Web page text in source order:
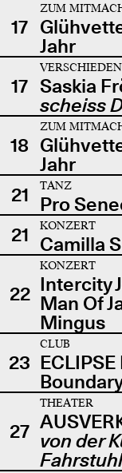
17
ZUM
Jahr
17 Saskia
scheiss
18
ZUM
Jahr
21
TANZ
Pro
21
KONZERT
Camilla
22
KONZERT
Intercity
Man Of
Mingus
23
CLUB
27
THEATER
von der